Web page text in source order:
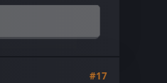
#17